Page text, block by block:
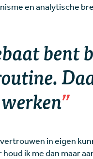
en analytische
bent
in eigen
ik me dan maar